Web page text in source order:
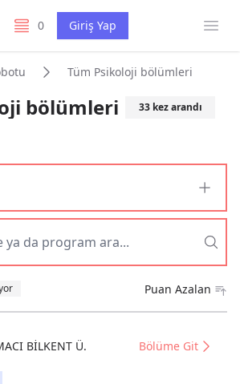
0
listelerim Giriş Yap
Tüm Psikoloji bölümleri
bölümleri 33kez arandı
Puan Azalan
BİLKENT Ü. Bölüme Git